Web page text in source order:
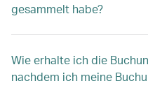
gesammelt habe?
Wie erhalte ich die
nachdem ich meine